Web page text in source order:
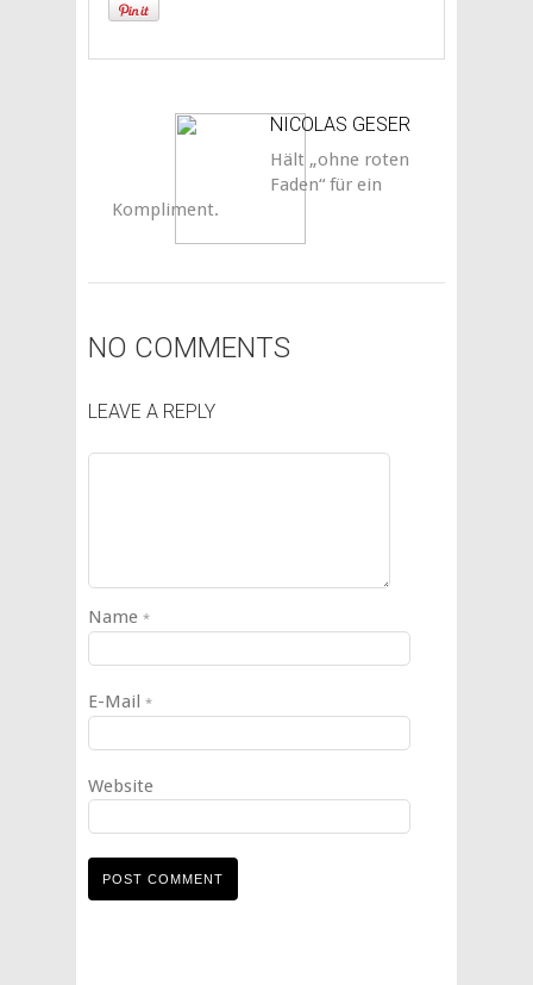
NICOLAS GESER
Hält „ohne roten
Faden“ für ein
Kompliment.
NO COMMENTS
LEAVE A REPLY
Name *
E-Mail *
Website